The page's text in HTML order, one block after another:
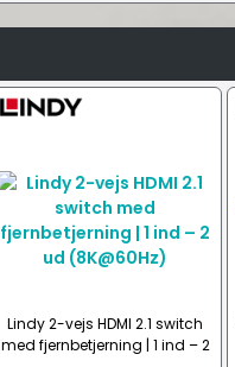
Lindy 2-vejs HDMI 2.1 switch
med fjernbetjerning | 1 ind – 2